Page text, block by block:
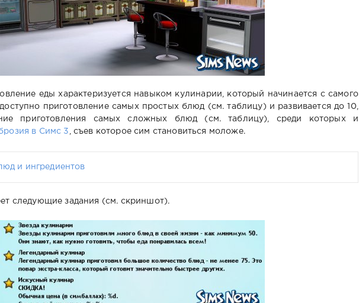
еды характеризуется навыком кулинарии, который начинается с самого
приготовление самых простых блюд (см. таблицу) и развивается до 10,
приготовления самых сложных блюд (см. таблицу), среди которых и
в Симс 3 , съев которое сим становиться моложе.
и ингредиентов
следующие задания (см. скриншот).